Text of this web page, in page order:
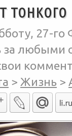
27-го
любыми
> Жизнь >